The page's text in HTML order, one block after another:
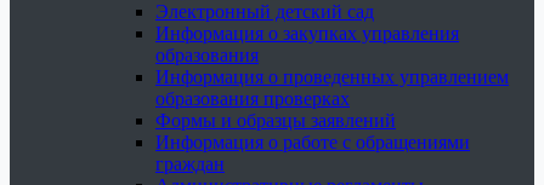
Электронный детский сад
Информация о закупках управления
образования
Информация о проведенных управлением
образования проверках
Формы и образцы заявлений
Информация о работе с обращениями
граждан